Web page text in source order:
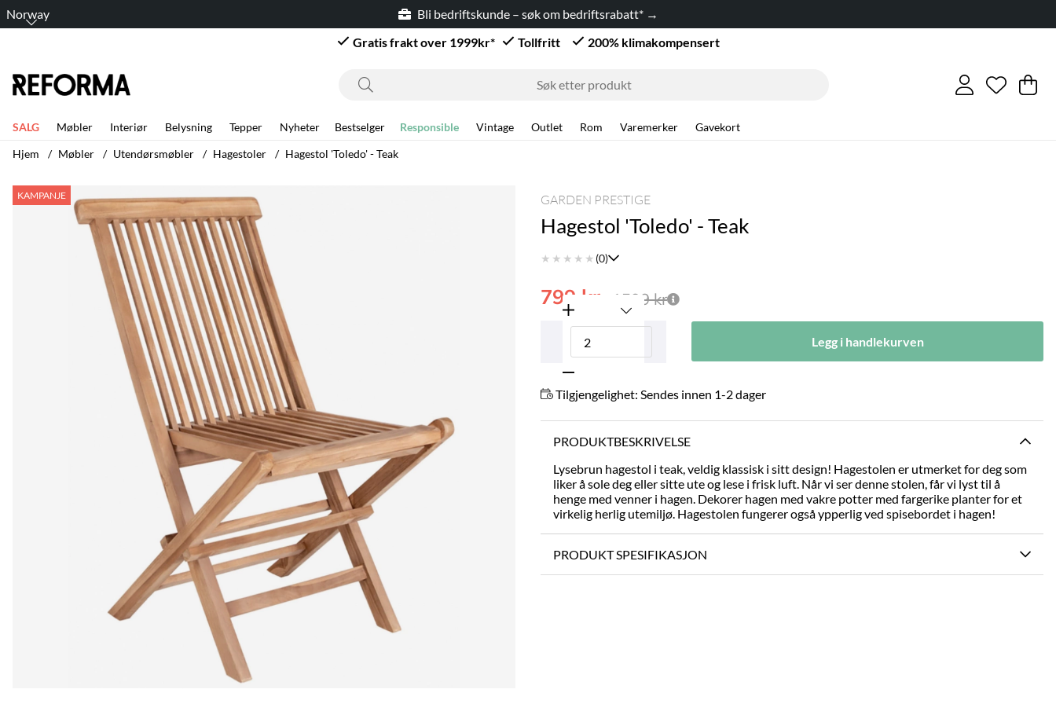
Norway
Bli bedriftskunde – søk om bedriftsrabatt* →
Gratis frakt over 1999kr*
Tollfritt 200% klimakompensert
Antall i
. .
SALG Møbler Interiør Belysning Tepper Nyheter Bestselger Responsible Vintage Outlet Rom Varemerker
Gavekort
Hjem
Møbler Utendørsmøbler Hagestoler Hagestol 'Toledo' - Teak
KAMPANJE
Produktbilder Hagestol 'Toledo' - Teak GARDEN PRESTIGE
Hagestol 'Toledo' - Teak
★ ★ ★ ★ ★ (0)
1599kr
799 kr
Legg i handlekurven
Tilgjengelighet: Sendes innen 1-2 dager
PRODUKTBESKRIVELSE
Lysebrun hagestol i teak, veldig klassisk i sitt design! Hagestolen er utmerket for deg som
liker å sole deg eller sitte ute og lese i frisk luft. Når vi ser denne stolen, får vi lyst til å
henge med venner i hagen. Dekorer hagen med vakre potter med fargerike planter for et
virkelig herlig utemiljø. Hagestolen fungerer også ypperlig ved spisebordet i hagen!
PRODUKT SPESIFIKASJON